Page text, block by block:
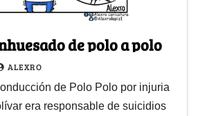
de polo a polo
ALEXRO
de Polo Polo por injuria
era responsable de suicidios